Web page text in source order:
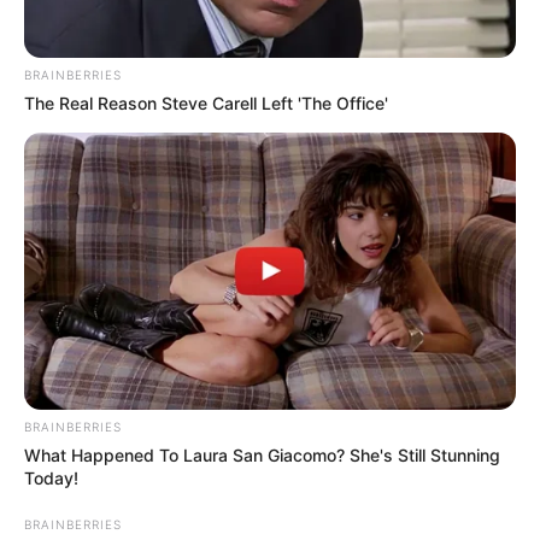
LEA TAMBIÉN
Liberan a soldados retenidos en
Ataco y la gobernadora Matiz
anuncia "toma social" en el
municipio
BRAINBERRIES
The Real Reason Steve Carell Left 'The Office'
BRAINBERRIES
What Happened To Laura San Giacomo? She's Still Stunning
Today!
BRAINBERRIES